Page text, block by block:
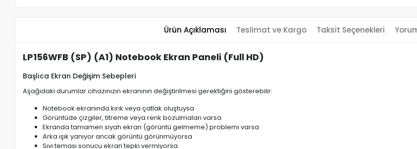
Ürün Açıklaması Teslimat ve Kargo Taksit Seçenekleri
LP156WFB (SP) (A1) Notebook Ekran Paneli (Full HD)
Başlıca Ekran Değişim Sebepleri
Aşağıdaki durumlar cihazınızın ekranının değiştirilmesi gerektiğini gösterebilir:
Notebook ekranında kırık veya çatlak oluştuysa
Görüntüde çizgiler, titreme veya renk bozulmaları varsa
Ekranda tamamen siyah ekran (görüntü gelmeme) problemi varsa
Arka ışık yanıyor ancak görüntü görünmüyorsa
Sıvı teması sonucu ekran tepki vermiyorsa